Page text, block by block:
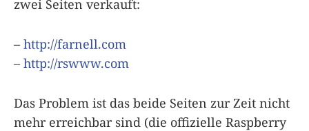
zwei Seiten verkauft:
– http://farnell.com
– http://rswww.com
Das Problem ist das beide Seiten zur Zeit nicht
mehr erreichbar sind (die offizielle Raspberry